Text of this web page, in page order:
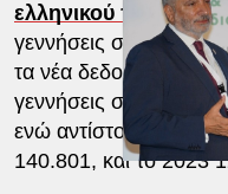
ελληνικού
γεννήσεις στην
τα νέα δεδομένα για
γεννήσεις στις
ενώ αντίστοιχα οι
140.801, και το 2023